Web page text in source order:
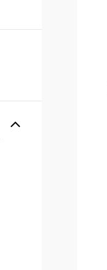
Erakutsi/